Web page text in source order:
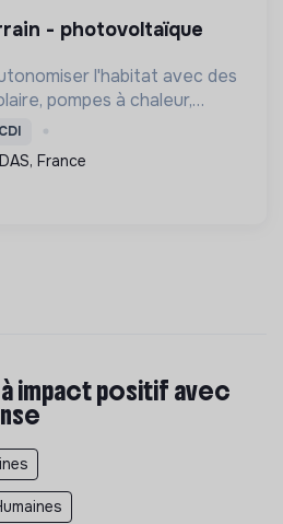
l'habitat avec des
pompes à chaleur,
à réduire l'empreinte
énergétiques. Elle détient
CDI
France
impact positif avec